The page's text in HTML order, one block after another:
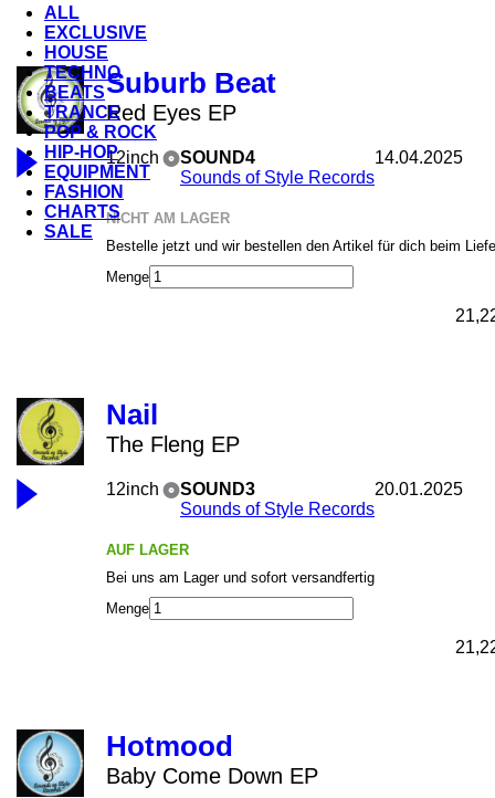
ALL
EXCLUSIVE
HOUSE
TECHNO
BEATS
TRANCE
POP & ROCK
HIP-HOP
EQUIPMENT
FASHION
CHARTS
SALE
Suburb Beat
Red Eyes EP
12inch
SOUND4
Sounds of Style Records
14.04.2025
NICHT AM LAGER
Bestelle jetzt und wir bestellen den Artikel für dich beim
Menge
Nail
The Fleng EP
12inch
SOUND3
Sounds of Style Records
20.01.2025
AUF LAGER
Bei uns am Lager und sofort versandfertig
Menge
Hotmood
Baby Come Down EP